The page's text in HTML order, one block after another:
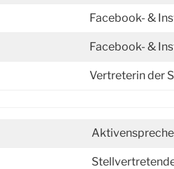
Facebook- &
Facebook- &
Vertreterin der